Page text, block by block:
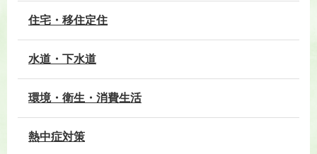
住宅・移住定住
水道・下水道
環境・衛生・消費生活
熱中症対策